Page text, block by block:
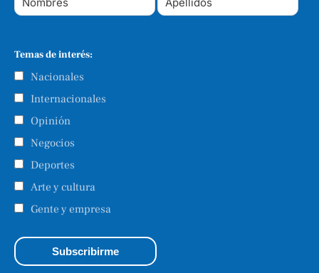
Temas de interés:
Nacionales
Internacionales
Opinión
Negocios
Deportes
Arte y cultura
Gente y empresa